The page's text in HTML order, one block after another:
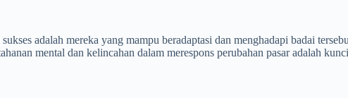
adalah mereka yang mampu beradaptasi dan menghadapi badai
mental dan kelincahan dalam merespons perubahan pasar adalah